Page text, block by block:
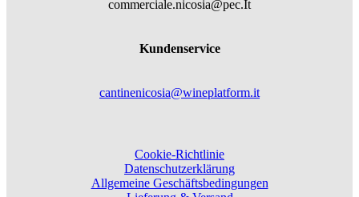
commerciale.nicosia@pec.It
Kundenservice
cantinenicosia@wineplatform.it
Cookie-Richtlinie
Datenschutzerklärung
Allgemeine Geschäftsbedingungen